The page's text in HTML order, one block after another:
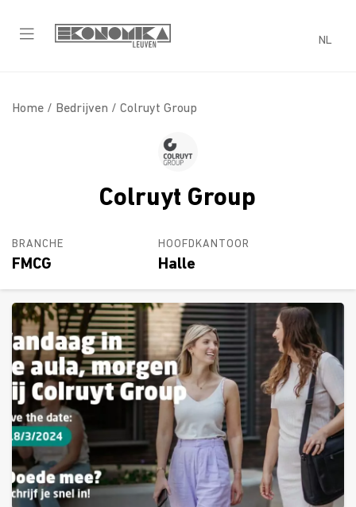
NL
Home / Bedrijven / Colruyt Group
Colruyt Group
BRANCHE
FMCG
HOOFDKANTOOR
Halle